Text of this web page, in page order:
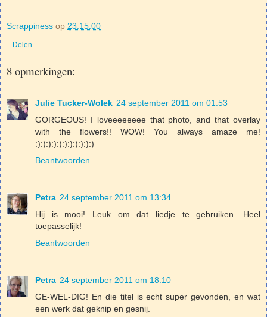
Scrappiness op 23:15:00
Delen
8 opmerkingen:
Julie Tucker-Wolek 24 september 2011 om 01:53
GORGEOUS! I loveeeeeeee that photo, and that overlay
with the flowers!! WOW! You always amaze me!
:):):):):):):):):):):)
Beantwoorden
Petra 24 september 2011 om 13:34
Hij is mooi! Leuk om dat liedje te gebruiken. Heel
toepasselijk!
Beantwoorden
Petra 24 september 2011 om 18:10
GE-WEL-DIG! En die titel is echt super gevonden, en wat
een werk dat geknip en gesnij.